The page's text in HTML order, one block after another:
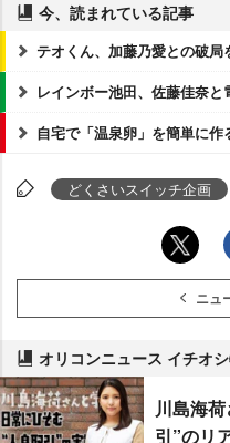
今、読まれている記事
テオくん、加藤乃愛との破局
レインボー池田、佐藤佳奈と
自宅で「温泉卵」を簡単に作
どくさいスイッチ企画
ニュ
オリコンニュース イチオ
川島海
引”のリ